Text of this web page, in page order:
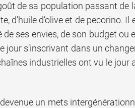
de sa population passant de
d’huile d’olive et de pecorino.
ses envies, de son budget
jour s’inscrivant dans un
industrielles ont vu le
un mets